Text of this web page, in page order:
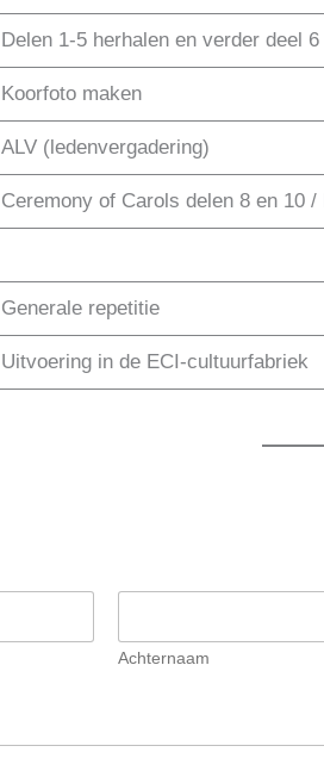
Delen 1-5 herhalen en verder deel
Koorfoto maken
ALV (ledenvergadering)
Ceremony of Carols delen 8 en 10
Generale repetitie
Uitvoering in de ECI-cultuurfabriek
Achternaam